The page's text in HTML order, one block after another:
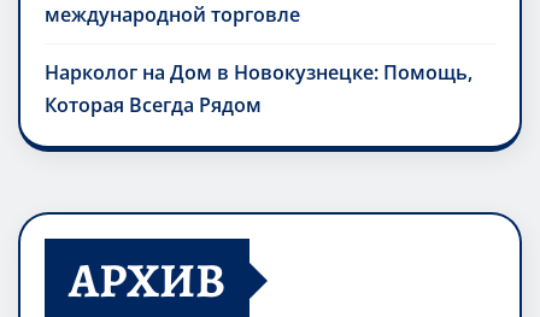
международной торговле
Нарколог на Дом в Новокузнецке: Помощь,
Которая Всегда Рядом
АРХИВ